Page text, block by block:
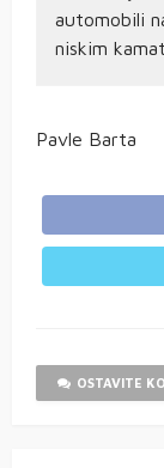
automobili
niskim
Pavle Barta
OSTAVITE